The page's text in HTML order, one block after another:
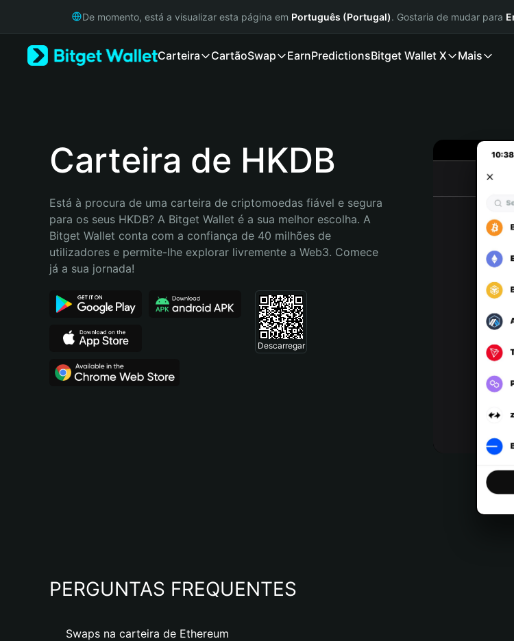
Русский
Bahasa Indonesia
Español (Argentina)
De momento, está a visualizar esta página em Português (Portugal). Gostaria de mudar para
Carteira CartãoSwap EarnPredictionsBitget Wallet X Mais
Carteira de HKDB
Está à procura de uma carteira de criptomoedas fiável e segura
para os seus HKDB? A Bitget Wallet é a sua melhor escolha. A
Bitget Wallet conta com a confiança de 40 milhões de
utilizadores e permite-lhe explorar livremente a Web3. Comece
já a sua jornada!
Descarregar
PERGUNTAS FREQUENTES
Swaps na carteira de Ethereum